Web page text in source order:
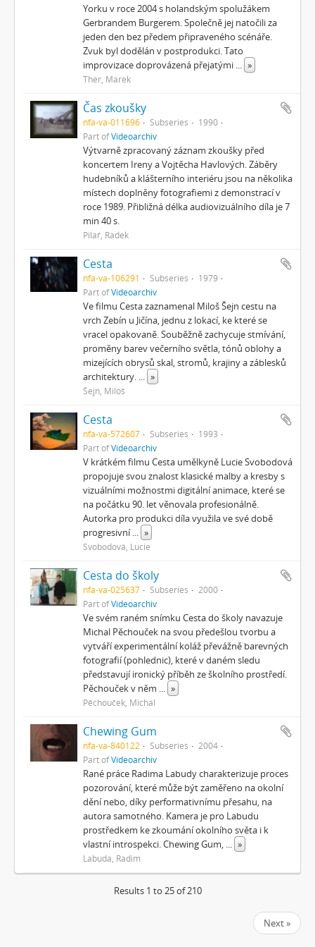
Yorku v roce 2004 s holandským spolužákem
Gerbrandem Burgerem. Společně jej natočili za
jeden den bez předem připraveného scénáře.
Zvuk byl dodělán v postprodukci. Tato
improvizace doprovázená přejatými ... »
Ther, Marek
Čas zkoušky
nfa-va-011696 Subseries
1990
Part ofVideoarchiv
Výtvarně zpracovaný záznam zkoušky před
koncertem Ireny a Vojtěcha Havlových. Záběry
hudebníků a klášterního interiéru jsou na několika
místech doplněny fotografiemi z demonstrací v
roce 1989. Přibližná délka audiovizuálního díla je 7
min 40 s.
Pilař, Radek
Cesta
nfa-va-106291 Subseries
1979
Part ofVideoarchiv
Ve filmu Cesta zaznamenal Miloš Šejn cestu na
vrch Zebín u Jičína, jednu z lokací, ke které se
vracel opakovaně. Souběžně zachycuje stmívání,
proměny barev večerního světla, tónů oblohy a
mizejících obrysů skal, stromů, krajiny a záblesků
architektury. ... »
Šejn, Miloš
Cesta
nfa-va-572607 Subseries
1993
Part ofVideoarchiv
V krátkém filmu Cesta umělkyně Lucie Svobodová
propojuje svou znalost klasické malby a kresby s
vizuálními možnostmi digitální animace, které se
na počátku 90. let věnovala profesionálně.
Autorka pro produkci díla využila ve své době
progresivní... »
Svobodová, Lucie
Cesta do školy
nfa-va-025637 Subseries
2000
Part ofVideoarchiv
Ve svém raném snímku Cesta do školy navazuje
Michal Pěchouček na svou předešlou tvorbu a
vytváří experimentální koláž převážně barevných
fotografií (pohlednic), které v daném sledu
představují ironický příběh ze školního prostředí.
Pěchouček v něm ... »
Pěchouček, Michal
Chewing Gum
nfa-va-840122 Subseries
2004
Part ofVideoarchiv
Rané práce Radima Labudy charakterizuje proces
pozorování, které může být zaměřeno na okolní
dění nebo, díky performativnímu přesahu, na
autora samotného. Kamera je pro Labudu
prostředkem ke zkoumání okolního světa i k
vlastní introspekci. Chewing Gum, ... »
Labuda, Radim
Results 1 to 25 of 210
Next »